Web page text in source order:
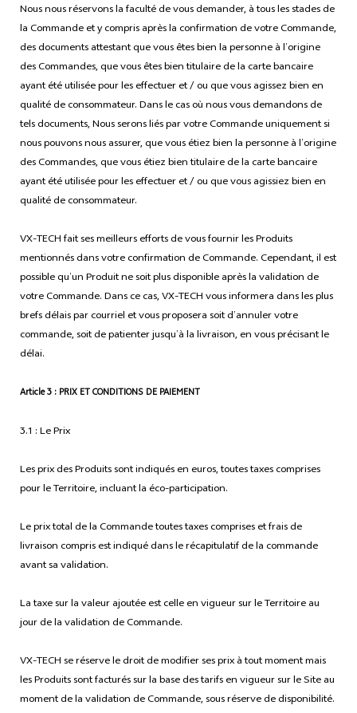
Nous nous réservons la faculté de vous demander, à tous les stades de
la Commande et y compris après la confirmation de votre Commande,
des documents attestant que vous êtes bien la personne à l’origine
des Commandes, que vous êtes bien titulaire de la carte bancaire
ayant été utilisée pour les effectuer et / ou que vous agissez bien en
qualité de consommateur. Dans le cas où nous vous demandons de
tels documents, Nous serons liés par votre Commande uniquement si
nous pouvons nous assurer, que vous étiez bien la personne à l’origine
des Commandes, que vous étiez bien titulaire de la carte bancaire
ayant été utilisée pour les effectuer et / ou que vous agissiez bien en
qualité de consommateur.
VX-TECH fait ses meilleurs efforts de vous fournir les Produits
mentionnés dans votre confirmation de Commande. Cependant, il est
possible qu’un Produit ne soit plus disponible après la validation de
votre Commande. Dans ce cas, VX-TECH vous informera dans les plus
brefs délais par courriel et vous proposera soit d’annuler votre
commande, soit de patienter jusqu’à la livraison, en vous précisant le
délai.
Article 3 : PRIX ET CONDITIONS DE PAIEMENT
3.1 : Le Prix
Les prix des Produits sont indiqués en euros, toutes taxes comprises
pour le Territoire, incluant la éco-participation.
Le prix total de la Commande toutes taxes comprises et frais de
livraison compris est indiqué dans le récapitulatif de la commande
avant sa validation.
La taxe sur la valeur ajoutée est celle en vigueur sur le Territoire au
jour de la validation de Commande.
VX-TECH se réserve le droit de modifier ses prix à tout moment mais
les Produits sont facturés sur la base des tarifs en vigueur sur le Site au
moment de la validation de Commande, sous réserve de disponibilité.